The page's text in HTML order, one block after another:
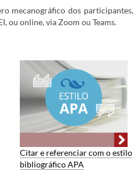
mecanográfico dos participantes,
ou online, via Zoom ou Teams.
Citar e referenciar com o estilo
bibliográfico APA